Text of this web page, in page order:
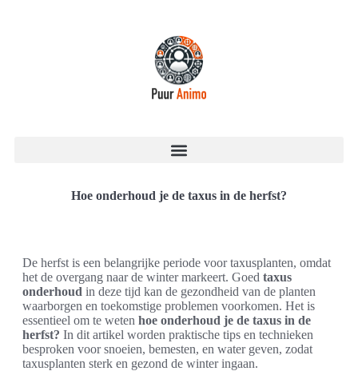
Hoe onderhoud je de taxus in de herfst?
De herfst is een belangrijke periode voor taxusplanten, omdat
het de overgang naar de winter markeert. Goed taxus
onderhoud in deze tijd kan de gezondheid van de planten
waarborgen en toekomstige problemen voorkomen. Het is
essentieel om te weten hoe onderhoud je de taxus in de
herfst? In dit artikel worden praktische tips en technieken
besproken voor snoeien, bemesten, en water geven, zodat
taxusplanten sterk en gezond de winter ingaan.